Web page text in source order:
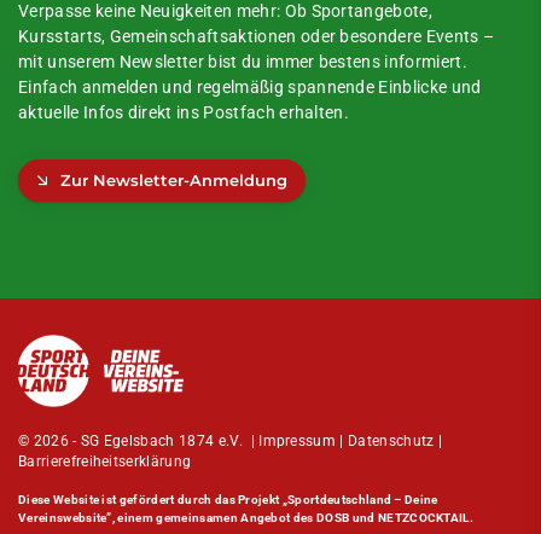
Verpasse keine Neuigkeiten mehr: Ob Sportangebote,
Kursstarts, Gemeinschaftsaktionen oder besondere Events –
mit unserem Newsletter bist du immer bestens informiert.
Einfach anmelden und regelmäßig spannende Einblicke und
aktuelle Infos direkt ins Postfach erhalten.
Zur Newsletter-Anmeldung
© 2026 - SG Egelsbach 1874 e.V. | Impressum Datenschutz
Barrierefreiheitserklärung
Diese Website ist gefördert durch das Projekt„Sportdeutschland – Deine
Vereinswebsite”, einem gemeinsamen Angebot des DOSB und NETZCOCKTAIL.